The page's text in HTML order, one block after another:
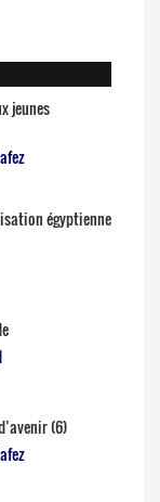
jeunes
égyptienne
(6)